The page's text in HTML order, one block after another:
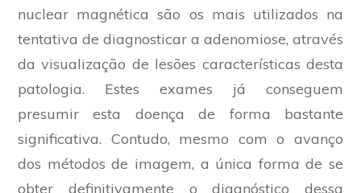
nuclear magnética são os mais utilizados na
tentativa de diagnosticar a adenomiose, através
da visualização de lesões características desta
patologia. Estes exames já conseguem
presumir esta doença de forma bastante
significativa. Contudo, mesmo com o avanço
dos métodos de imagem, a única forma de se
obter definitivamente o diagnóstico dessa